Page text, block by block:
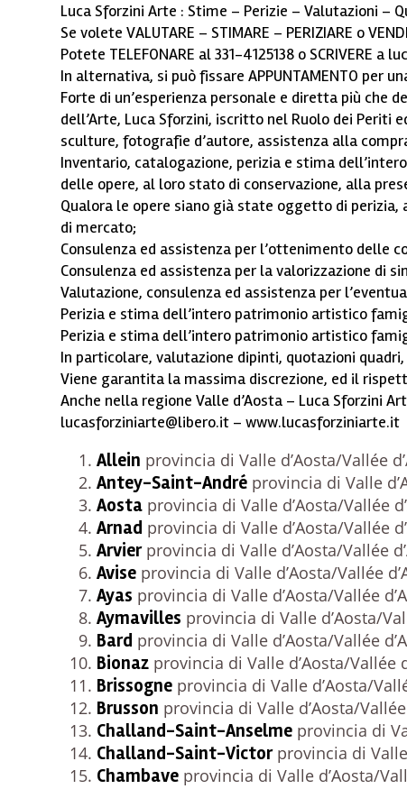
Luca Sforzini Arte : Stime – Perizie – Valutazioni –
Se volete VALUTARE – STIMARE – PERIZIARE o
Potete TELEFONARE al 331-4125138 o
In alternativa, si può fissare APPUNTAMENTO per
Forte di un’esperienza personale e diretta più che
dell’Arte, Luca Sforzini, iscritto nel Ruolo dei Periti
sculture, fotografie d’autore, assistenza alla
Inventario, catalogazione, perizia e stima
delle opere, al loro stato di conservazione, alla
Qualora le opere siano già state oggetto di
di mercato;
Consulenza ed assistenza per l’ottenimento delle
Consulenza ed assistenza per la valorizzazione di
Valutazione, consulenza ed assistenza per
Perizia e stima dell’intero patrimonio artistico
Perizia e stima dell’intero patrimonio artistico
In particolare, valutazione dipinti, quotazioni
Viene garantita la massima discrezione, ed il
Anche nella regione Valle d’Aosta – Luca Sforzini
lucasforziniarte@libero.it – www.lucasforziniarte.it
Allein provincia di Valle d’Aosta/Vallée
Antey-Saint-André provincia di Valle
Aosta provincia di Valle d’Aosta/Vallée
Arnad provincia di Valle d’Aosta/Vallée
Arvierprovincia di Valle d’Aosta/Vallée
Avise provincia di Valle d’Aosta/Vallée
Ayas provincia di Valle d’Aosta/Vallée
Aymavilles provincia di Valle d’Aosta/
Bard provincia di Valle d’Aosta/Vallée
Bionaz provincia di Valle d’Aosta/Vallée
Brissogne provincia di Valle d’Aosta/
Brusson provincia di Valle d’Aosta/Vallée
Challand-Saint-Anselme provincia di
Challand-Saint-Victorprovincia di Valle
Chambave provincia di Valle d’Aosta/